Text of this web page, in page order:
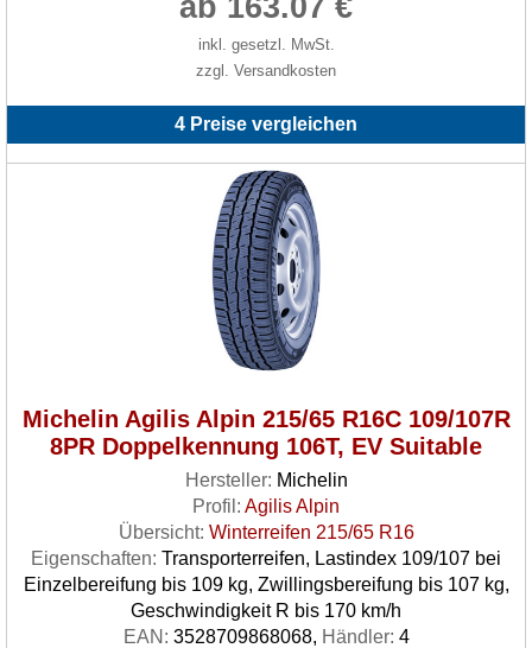
inkl. gesetzl. MwSt.
zzgl. Versandkosten
4 Preise vergleichen
Michelin Agilis Alpin 215/65 R16C 109/107R
8PR Doppelkennung 106T, EV Suitable
Hersteller: Michelin
Profil: Agilis Alpin
Übersicht: Winterreifen 215/65 R16
Eigenschaften: Transporterreifen, Lastindex 109/107 bei
Einzelbereifung bis 109 kg, Zwillingsbereifung bis 107 kg,
Geschwindigkeit R bis 170 km/h
EAN: 3528709868068, Händler: 4